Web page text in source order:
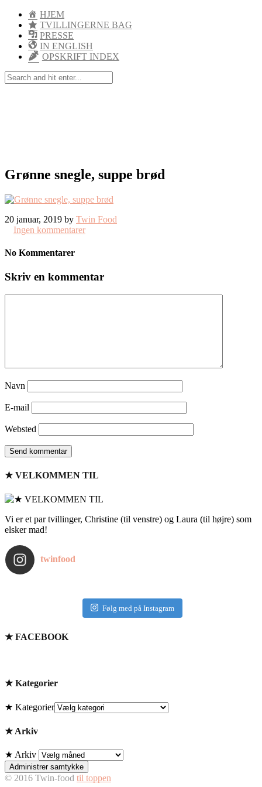
HJEM
TVILLINGERNE BAG
PRESSE
IN ENGLISH
OPSKRIFT INDEX
Grønne snegle, suppe brød
20 januar, 2019 by Twin Food
Ingen kommentarer
No Kommentarer
Skriv en kommentar
Navn
E-mail
Websted
★ VELKOMMEN TIL
Vi er et par tvillinger, Christine (til venstre) og Laura (til højre) som
elsker mad!
twinfood
Følg med på Instagram
★ FACEBOOK
★ Kategorier
★ Kategorier
★ Arkiv
★ Arkiv
Administrer samtykke
© 2016 Twin-food til toppen